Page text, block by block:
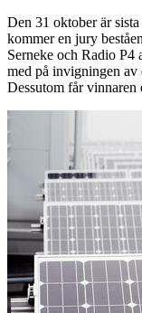
Den 31 oktober är
kommer en jury
Serneke och Radio P4
med på invigningen av
Dessutom får vinnaren